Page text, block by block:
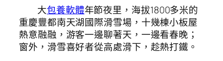
大包養軟體年節夜里，海拔1800多米的
重慶豐都南天湖國際滑雪場，十幾棟小板屋
熱意融融，游客一邊聊著天，一邊看春晚；
窗外，滑雪喜好者從高處滑下，趁熱打鐵。